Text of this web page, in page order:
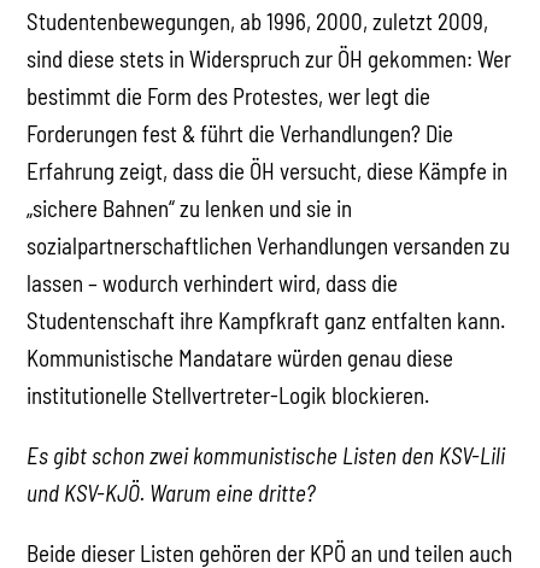
Studentenbewegungen, ab 1996, 2000, zuletzt 2009,
sind diese stets in Widerspruch zur ÖH gekommen: Wer
bestimmt die Form des Protestes, wer legt die
Forderungen fest & führt die Verhandlungen? Die
Erfahrung zeigt, dass die ÖH versucht, diese Kämpfe in
„sichere Bahnen“ zu lenken und sie in
sozialpartnerschaftlichen Verhandlungen versanden zu
lassen – wodurch verhindert wird, dass die
Studentenschaft ihre Kampfkraft ganz entfalten kann.
Kommunistische Mandatare würden genau diese
institutionelle Stellvertreter-Logik blockieren.
Es gibt schon zwei kommunistische Listen den KSV-Lili
und KSV-KJÖ. Warum eine dritte?
Beide dieser Listen gehören der KPÖ an und teilen auch